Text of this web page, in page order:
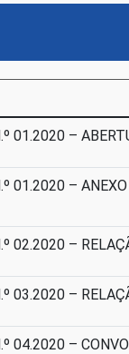
01.2020 –
01.2020 –
02.2020 –
03.2020 –
04.2020 –